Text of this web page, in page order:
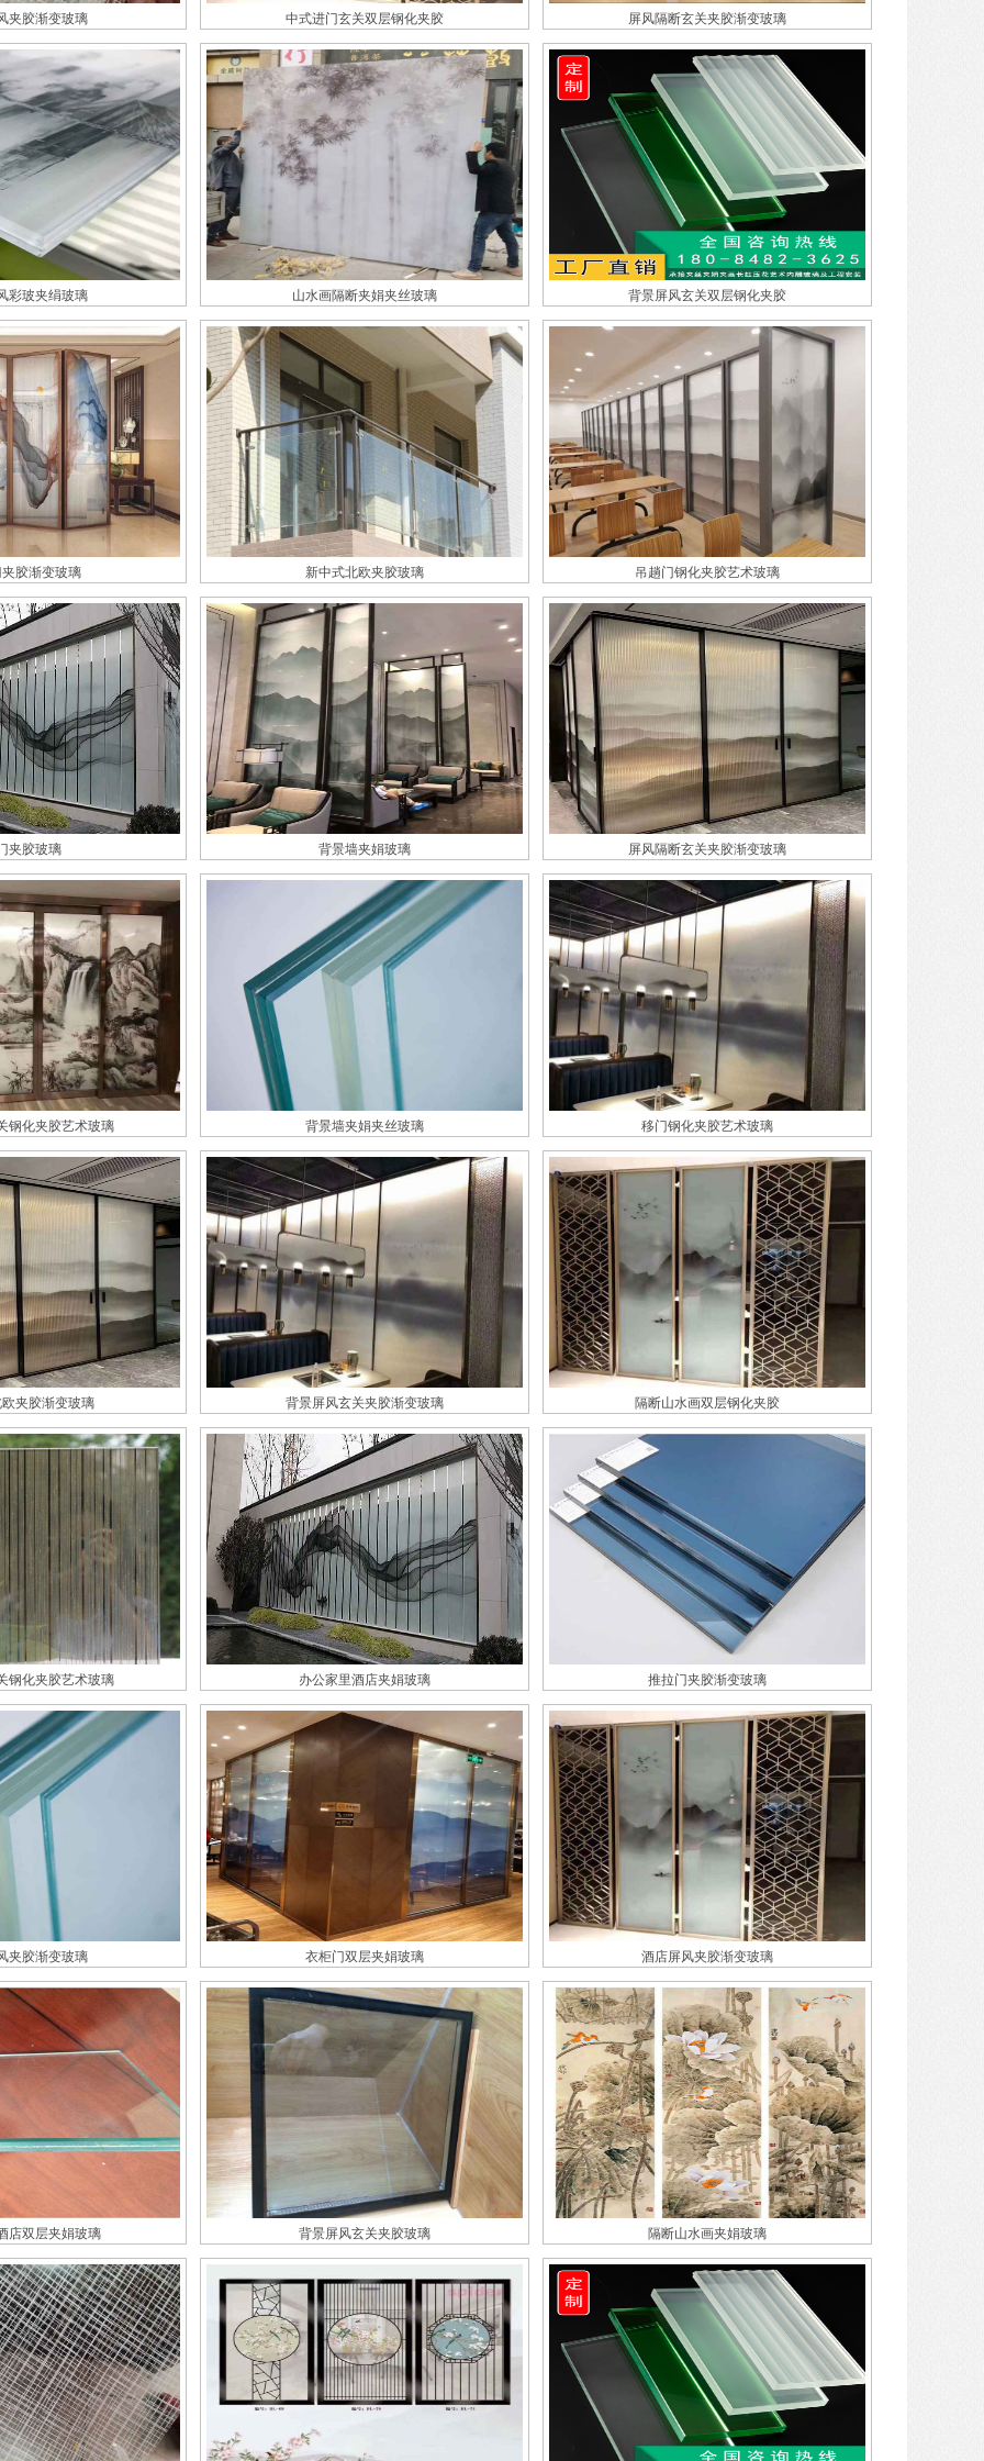
夹胶渐变玻璃 中式进门玄关双层钢化夹胶 屏风隔断玄关夹胶渐变玻璃
彩玻夹绢玻璃 山水画隔断夹娟夹丝玻璃 背景屏风玄关双层钢化夹胶
胶渐变玻璃 新中式北欧夹胶玻璃 吊趟门钢化夹胶艺术玻璃
夹胶玻璃 背景墙夹娟玻璃 屏风隔断玄关夹胶渐变玻璃
钢化夹胶艺术玻璃 背景墙夹娟夹丝玻璃 移门钢化夹胶艺术玻璃
夹胶渐变玻璃 背景屏风玄关夹胶渐变玻璃 隔断山水画双层钢化夹胶
钢化夹胶艺术玻璃 办公家里酒店夹娟玻璃 推拉门夹胶渐变玻璃
夹胶渐变玻璃 衣柜门双层夹娟玻璃 酒店屏风夹胶渐变玻璃
店双层夹娟玻璃 背景屏风玄关夹胶玻璃 隔断山水画夹娟玻璃